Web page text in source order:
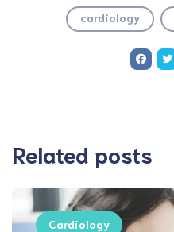
cardiology
Related posts
Cardiology